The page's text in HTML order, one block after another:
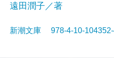
遠田潤子／著
新潮文庫 978-4-10-